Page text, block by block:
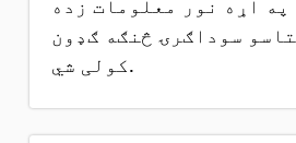
په اړه نور معلومات زده
سوداګرۍ څنګه ګډون
کولی شي.